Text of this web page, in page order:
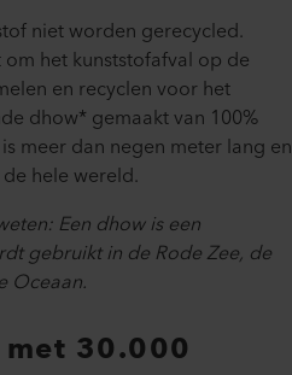
niet worden gerecycled.
het kunststofafval op de
en recyclen voor het
dhow* gemaakt van 100%
meer dan negen meter lang en
hele wereld.
Een dhow is een
gebruikt in de Rode Zee, de
Oceaan.
30.000